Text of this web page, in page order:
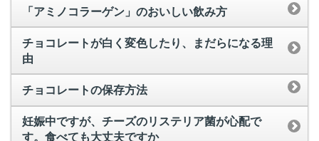
「アミノコラーゲン」のおいしい飲み方
チョコレートが白く変色したり、まだらになる理
由
チョコレートの保存方法
妊娠中ですが、チーズのリステリア菌が心配で
す。食べても大丈夫ですか